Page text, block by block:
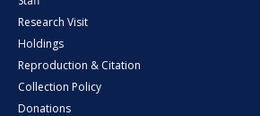
Research Visit
Holdings
Reproduction & Citation
Collection Policy
Donations